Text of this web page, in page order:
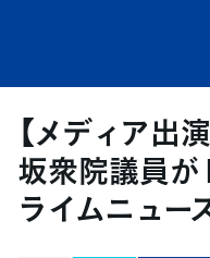
【メディア出
坂衆院議員が
ライムニュ